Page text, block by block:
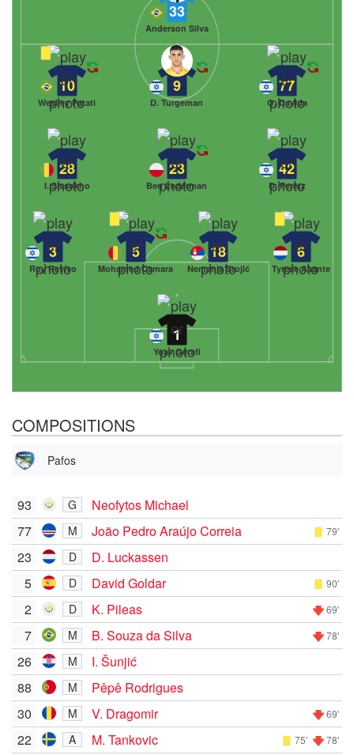
33
Anderson Silva
1
Yoav Gerafi
3
Roy Revivo
5
Mohamed Camara
18
Nemanja Stojić
6
Tyrese Asante
28
I. Sissokho
23
Ben Lederman
42
D. Peretz
10
Weslley Patati
9
D. Turgeman
77
O. Davida
COMPOSITIONS
Pafos
93 G
Neofytos Michael
77
M João Pedro Araújo Correia 79'
23 D
D. Luckassen
5
D David Goldar 90'
2 D K. Pileas 69'
7 M B. Souza da Silva 78'
26 M
I. Šunjić
88
M
Pêpê Rodrigues
30
M V. Dragomir 69'
22 A M. Tankovic 75' 78'